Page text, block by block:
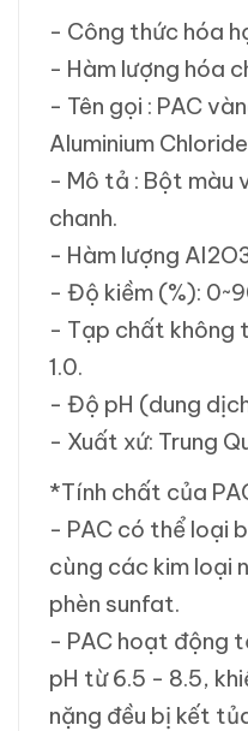
- Công thức hóa
- Hàm lượng hóa
- Tên gọi : PAC
Aluminium
- Mô tả : Bột màu
chanh.
- Hàm lượng
- Độ kiềm (%):
- Tạp chất không
1.0.
- Độ pH (dung
- Xuất xứ: Trung
*Tính chất của
- PAC có thể loại
cùng các kim loại
phèn sunfat.
- PAC hoạt động
pH từ 6.5 - 8.5,
nặng đều bị kết